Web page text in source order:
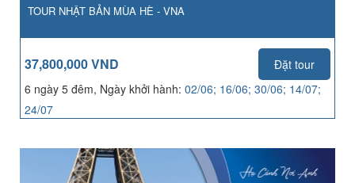
TOUR NHẬT BẢN MÙA HÈ - VNA
37,800,000 VND
Đặt tour
6 ngày 5 đêm, Ngày khởi hành: 02/06; 16/06; 30/06; 14/07;
24/07